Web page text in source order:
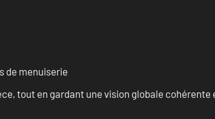
de menuiserie
tout en gardant une vision globale